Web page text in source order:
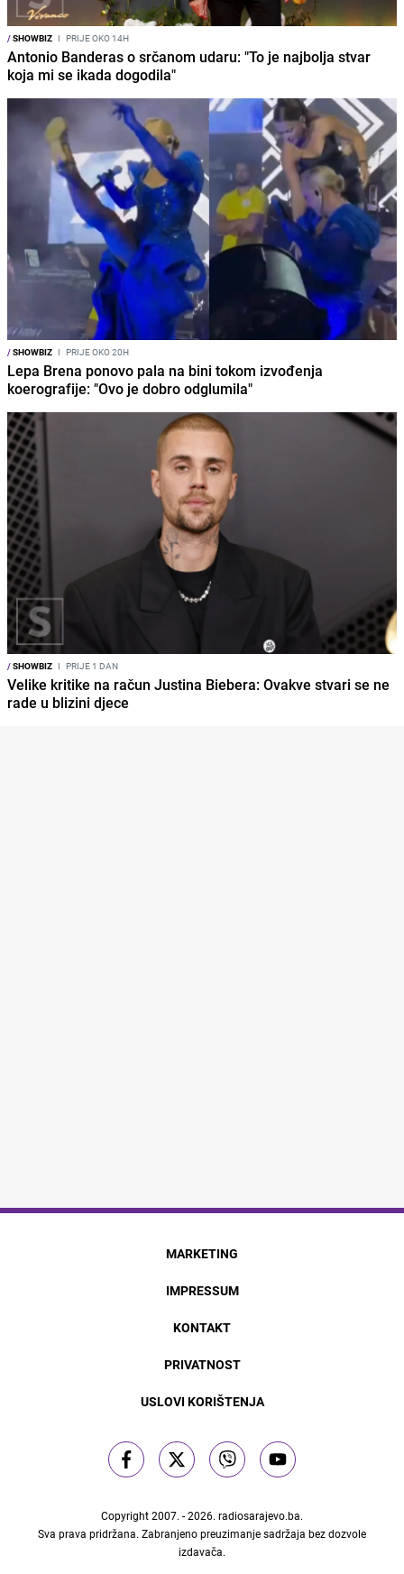
/SHOWBIZ I PRIJE OKO 14H
Antonio Banderas o srčanom udaru: "To je najbolja stvar
koja mi se ikada dogodila"
/SHOWBIZ I PRIJE OKO 20H
Lepa Brena ponovo pala na bini tokom izvođenja
koerografije: "Ovo je dobro odglumila"
/SHOWBIZ I PRIJE 1 DAN
Velike kritike na račun Justina Biebera: Ovakve stvari se ne
rade u blizini djece
MARKETING
IMPRESSUM
KONTAKT
PRIVATNOST
USLOVI KORIŠTENJA
Copyright 2007. - 2026. radiosarajevo.ba.
Sva prava pridržana. Zabranjeno preuzimanje sadržaja bez dozvole
izdavača.